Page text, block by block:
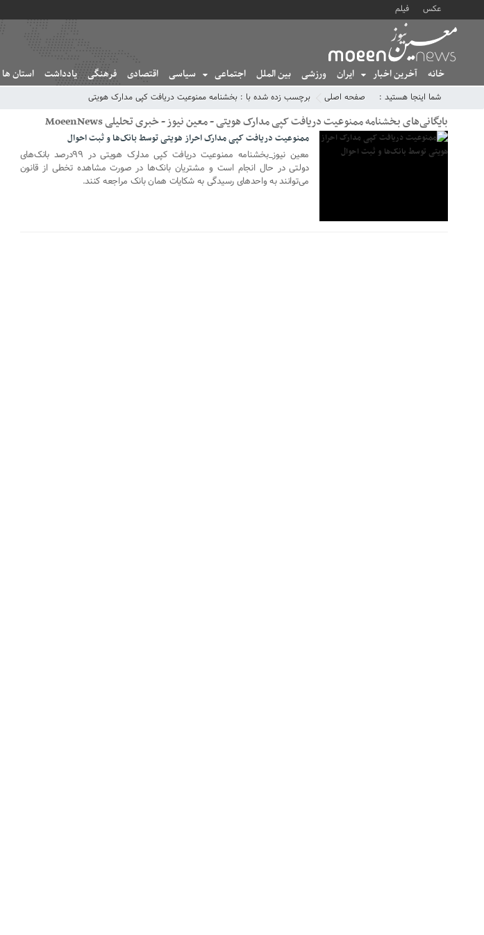
عکس فیلم
خانه آخرین اخبار ایران ورزشی بین الملل اجتماعی سیاسی اقتصادی فرهنگی یادداشت استان ها
شما اینجا هستید : صفحه اصلی برچسب زده شده با : بخشنامه ممنوعیت دریافت کپی مدارک هویتی
بایگانی‌های بخشنامه ممنوعیت دریافت کپی مدارک هویتی - معین نیوز - خبری تحلیلی MoeenNews
05 ژانویه 2022
ممنوعیت دریافت کپی مدارک احراز هویتی توسط بانک‌ها و ثبت احوال
معین نیوز_بخشنامه ممنوعیت دریافت کپی مدارک هویتی در ۹۹درصد بانک‌های
دولتی در حال انجام است و مشتریان بانک‌ها در صورت مشاهده تخطی از قانون
می‌توانند به واحدهای رسیدگی به شکایات همان بانک مراجعه کنند.